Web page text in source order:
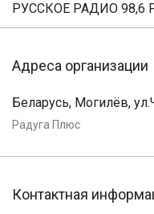
РУССКОЕ РАДИО 98,6
Адреса организации
Беларусь, Могилёв,
Радуга Плюс
Контактная